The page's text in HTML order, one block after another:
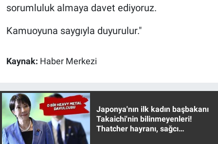
sorumluluk almaya davet ediyoruz.
Kamuoyuna saygıyla duyurulur."
Kaynak: Haber Merkezi
Japonya'nın ilk kadın başbakanı
Takaichi'nin bilinmeyenleri!
Thatcher hayranı, sağcı
Yerel Gündem
Yerel Yaşam
Canlı Yayın